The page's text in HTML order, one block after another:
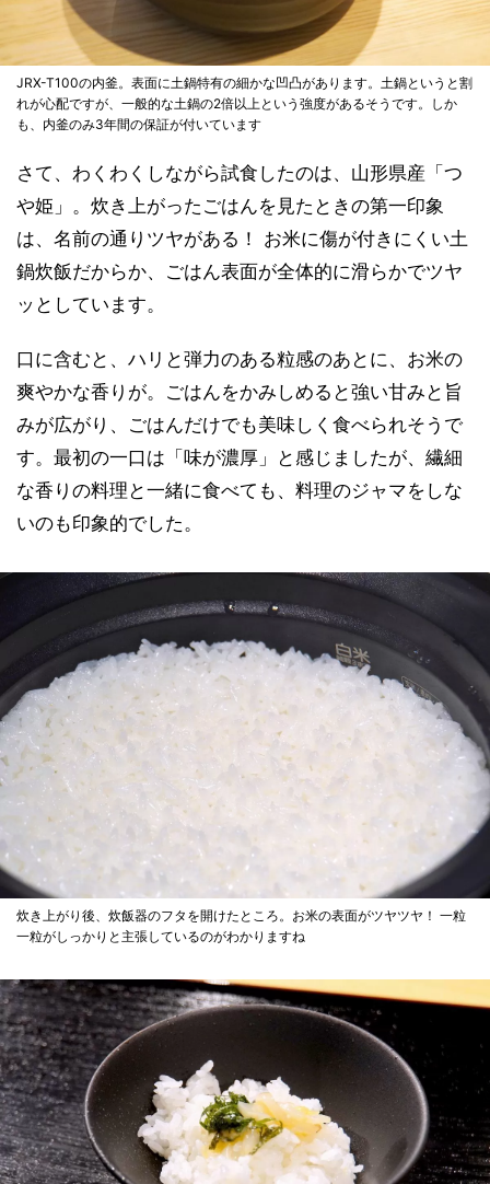
JRX-T100の内釜。表面に土鍋特有の細かな凹凸があります。土鍋というと割
れが心配ですが、一般的な土鍋の2倍以上という強度があるそうです。しか
も、内釜のみ3年間の保証が付いています
さて、わくわくしながら試食したのは、山形県産「つ
や姫」。炊き上がったごはんを見たときの第一印象
は、名前の通りツヤがある！ お米に傷が付きにくい土
鍋炊飯だからか、ごはん表面が全体的に滑らかでツヤ
ッとしています。
口に含むと、ハリと弾力のある粒感のあとに、お米の
爽やかな香りが。ごはんをかみしめると強い甘みと旨
みが広がり、ごはんだけでも美味しく食べられそうで
す。最初の一口は「味が濃厚」と感じましたが、繊細
な香りの料理と一緒に食べても、料理のジャマをしな
いのも印象的でした。
炊き上がり後、炊飯器のフタを開けたところ。お米の表面がツヤツヤ！ 一粒
一粒がしっかりと主張しているのがわかりますね